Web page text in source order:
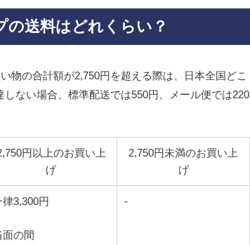
の送料はどれくらい？
物の合計額が2,750円を超える際は、日本全国どこ
ない場合、標準配送では550円、メール便では220
円以上のお買い上
げ
2,750円未満のお買い上
げ
律3,300円
面の間
-